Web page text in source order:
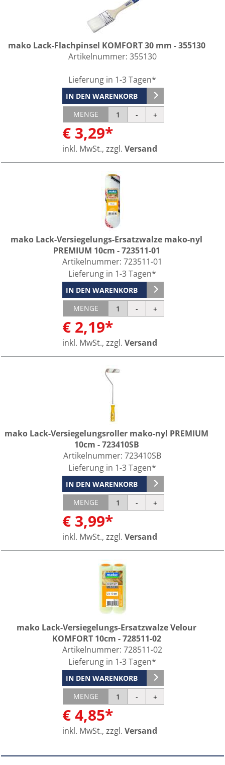
mako Lack-Flachpinsel KOMFORT 30 mm - 355130
Artikelnummer: 355130
Lieferung in 1-3 Tagen*
IN DEN WARENKORB
MENGE
€ 3,29*
inkl. MwSt., zzgl. Versand
mako Lack-Versiegelungs-Ersatzwalze mako-nyl
PREMIUM 10cm - 723511-01
Artikelnummer:723511-01
Lieferung in 1-3 Tagen*
IN DEN WARENKORB
MENGE
€ 2,19*
inkl. MwSt., zzgl. Versand
mako Lack-Versiegelungsroller mako-nyl PREMIUM
10cm - 723410SB
Artikelnummer:723410SB
Lieferung in 1-3 Tagen*
IN DEN WARENKORB
MENGE
€ 3,99*
inkl. MwSt., zzgl. Versand
mako Lack-Versiegelungs-Ersatzwalze Velour
KOMFORT 10cm - 728511-02
Artikelnummer:728511-02
Lieferung in 1-3 Tagen*
IN DEN WARENKORB
MENGE
€ 4,85*
inkl. MwSt., zzgl. Versand